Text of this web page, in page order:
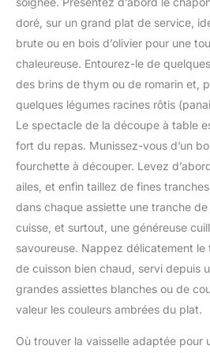
Les
cuisson
trous de
cordes
couvre-
protéger
il peut
clipsé
pour un
mission,
et les
Control
Cooking:
cuisine
répartition
l'huile
cuisine
permet
et
aux plats
une
notre
for
noyau en
intégré
cuisine
se
pouvez
【
notre
peut
de
tour,
chaleur
absorbe
pour la
silicone
de l'eau
lavage,
doré, sur un grand plat de service,
brute ou en bois d’olivier pour une
chaleureuse. Entourez-le de
des brins de thym ou de romarin et,
quelques légumes racines rôtis
Le spectacle de la découpe à table
fort du repas. Munissez-vous d’un
fourchette à découper. Levez
ailes, et enfin taillez de fines
dans chaque assiette une tranche
cuisse, et surtout, une généreuse
savoureuse. Nappez délicatement le
de cuisson bien chaud, servi depuis
grandes assiettes blanches ou de
valeur les couleurs ambrées du plat.
Où trouver la vaisselle adaptée pour